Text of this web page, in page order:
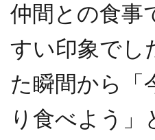
仲間との食事
すい印象でし
た瞬間から「
り食べよう」